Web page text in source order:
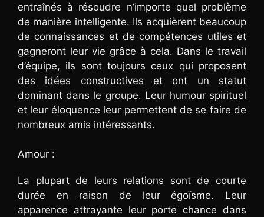
entraînés à résoudre n’importe quel problème
de manière intelligente. Ils acquièrent beaucoup
de connaissances et de compétences utiles et
gagneront leur vie grâce à cela. Dans le travail
d’équipe, ils sont toujours ceux qui proposent
des idées constructives et ont un statut
dominant dans le groupe. Leur humour spirituel
et leur éloquence leur permettent de se faire de
nombreux amis intéressants.
Amour :
La plupart de leurs relations sont de courte
durée en raison de leur égoïsme. Leur
apparence attrayante leur porte chance dans